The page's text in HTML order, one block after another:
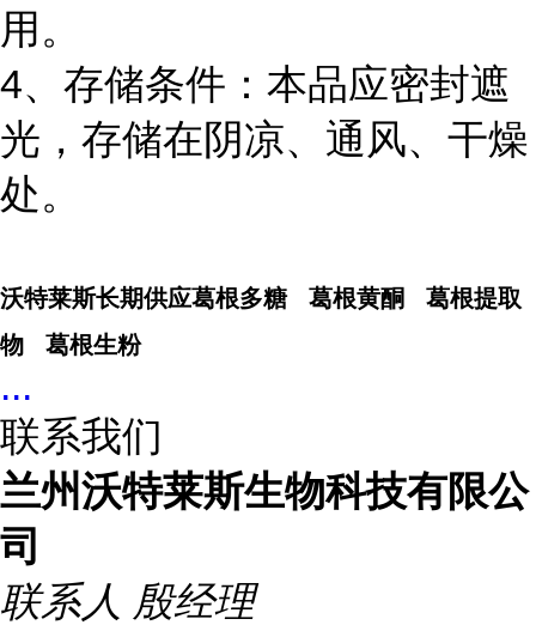
用。
4、存储条件：本品应密封遮
光，存储在阴凉、通风、干燥
处。
沃特莱斯长期供应葛根多糖 葛根黄酮 葛根提取
物 葛根生粉
...
联系我们
兰州沃特莱斯生物科技有限公
司
联系人 殷经理